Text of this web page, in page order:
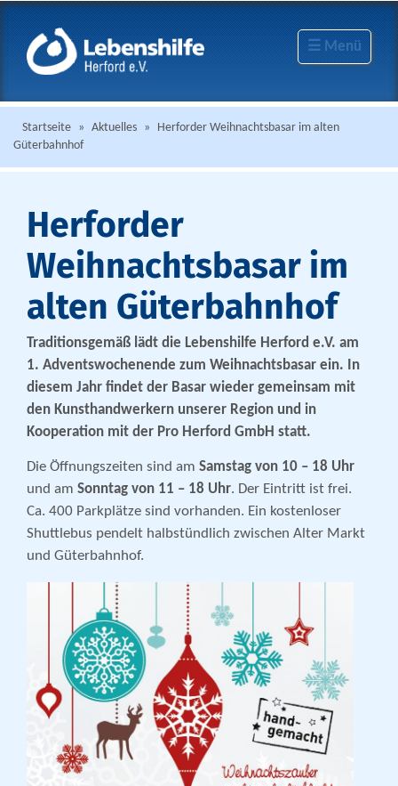
☰ Menü
Startseite » Aktuelles »
Herforder Weihnachtsbasar im alten
Güterbahnhof
Herforder
Weihnachtsbasar im
alten Güterbahnhof
Traditionsgemäß lädt die Lebenshilfe Herford e.V. am
1. Adventswochenende zum Weihnachtsbasar ein. In
diesem Jahr findet der Basar wieder gemeinsam mit
den Kunsthandwerkern unserer Region und in
Kooperation mit der Pro Herford GmbH statt.
Die Öffnungszeiten sind am Samstag von 10 – 18 Uhr
und am Sonntag von 11 – 18 Uhr. Der Eintritt ist frei.
Ca. 400 Parkplätze sind vorhanden. Ein kostenloser
Shuttlebus pendelt halbstündlich zwischen Alter Markt
und Güterbahnhof.